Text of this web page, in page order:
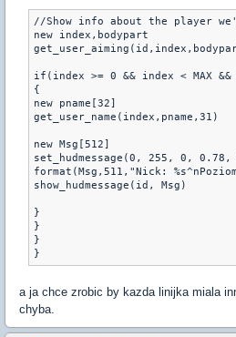
//Show info about the player
new index,bodypart
if(index >= 0 && index < MAX
{
new pname[32]
get_user_name(index,pname,31)
new Msg[512]
set_hudmessage(0, 255, 0,
format(Msg,511,"Nick:
show_hudmessage(id, Msg)
}
}
}
}
a ja chce zrobic by kazda linijka miala
chyba.